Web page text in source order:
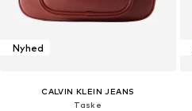
Nyhed
CALVIN KLEIN JEANS
Taske